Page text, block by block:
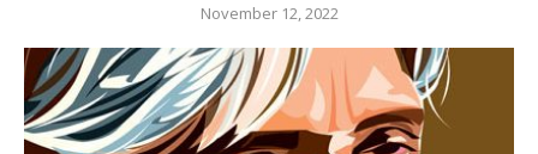
November 12, 2022